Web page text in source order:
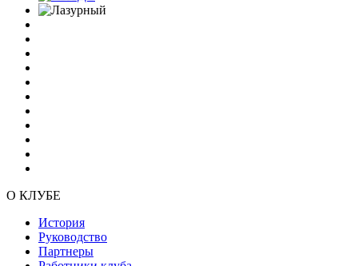
О КЛУБЕ
История
Руководство
Партнеры